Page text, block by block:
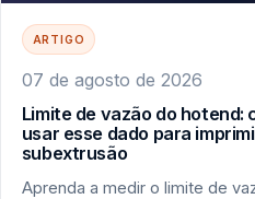
ARTIGO
07 de agosto de 2026
Limite de vazão do
usar esse dado para
subextrusão
Aprenda a medir o limite de